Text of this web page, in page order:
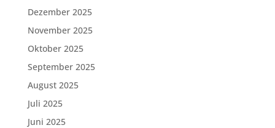
Dezember 2025
November 2025
Oktober 2025
September 2025
August 2025
Juli 2025
Juni 2025